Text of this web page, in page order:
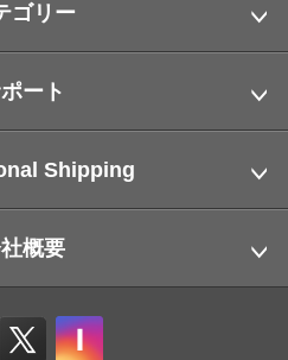
ゴリー
ート
Shipping
概要